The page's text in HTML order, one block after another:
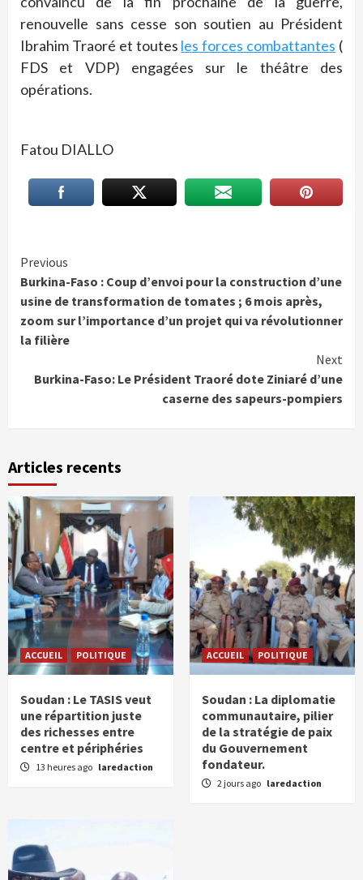
renouvelle sans cesse son soutien au Président
Ibrahim Traoré et toutes les forces combattantes (
FDS et VDP) engagées sur le théâtre des
opérations.
Fatou DIALLO
Continue
Reading
Previous
Burkina-Faso : Coup d’envoi pour la construction d’une
usine de transformation de tomates ; 6 mois après,
zoom sur l’importance d’un projet qui va révolutionner
la filière
Next
Burkina-Faso: Le Président Traoré dote Ziniaré d’une
caserne des sapeurs-pompiers
Articles recents
ACCUEIL POLITIQUE
Soudan : Le TASIS veut
une répartition juste
des richesses entre
centre et périphéries
13 heures ago laredaction
ACCUEIL POLITIQUE
Soudan : La diplomatie
communautaire, pilier
de la stratégie de paix
du Gouvernement
fondateur.
2 jours ago laredaction